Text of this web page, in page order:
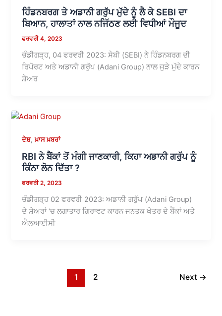
ਹਿੰਡਨਬਰਗ ਤੇ ਅਡਾਨੀ ਗਰੁੱਪ ਮੁੱਦੇ ਨੂੰ ਲੈ ਕੇ SEBI ਦਾ
ਬਿਆਨ, ਹਾਲਾਤਾਂ ਨਾਲ ਨਜਿੱਠਣ ਲਈ ਵਿਧੀਆਂ ਮੌਜੂਦ
ਫਰਵਰੀ 4, 2023
ਚੰਡੀਗੜ੍ਹ, 04 ਫਰਵਰੀ 2023: ਸੇਬੀ (SEBI) ਨੇ ਹਿੰਡਨਬਰਗ ਦੀ
ਰਿਪੋਰਟ ਅਤੇ ਅਡਾਨੀ ਗਰੁੱਪ (Adani Group) ਨਾਲ ਜੁੜੇ ਮੁੱਦੇ ਕਾਰਨ
ਸ਼ੇਅਰ
ਦੇਸ਼,ਖ਼ਾਸ ਖ਼ਬਰਾਂ
RBI ਨੇ ਬੈਂਕਾਂ ਤੋਂ ਮੰਗੀ ਜਾਣਕਾਰੀ, ਕਿਹਾ ਅਡਾਨੀ ਗਰੁੱਪ ਨੂੰ
ਕਿੰਨਾ ਲੋਨ ਦਿੱਤਾ ?
ਫਰਵਰੀ 2, 2023
ਚੰਡੀਗੜ੍ਹ 02 ਫਰਵਰੀ 2023: ਅਡਾਨੀ ਗਰੁੱਪ (Adani Group)
ਦੇ ਸ਼ੇਅਰਾਂ ‘ਚ ਲਗਾਤਾਰ ਗਿਰਾਵਟ ਕਾਰਨ ਜਨਤਕ ਖੇਤਰ ਦੇ ਬੈਂਕਾਂ ਅਤੇ
ਐਲਆਈਸੀ
1 2 Next →